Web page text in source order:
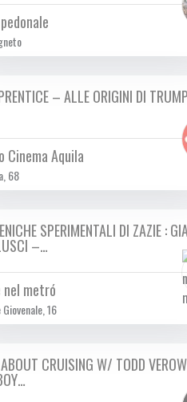
17/10 A MER 13/11 2024
– ALLE ORIGINI DI
Cinema Aquila
68
10 2024SPERIMENTALI DI ZAZIE :
–…
nel metró
16
10 2024CRUISING W/ TODD